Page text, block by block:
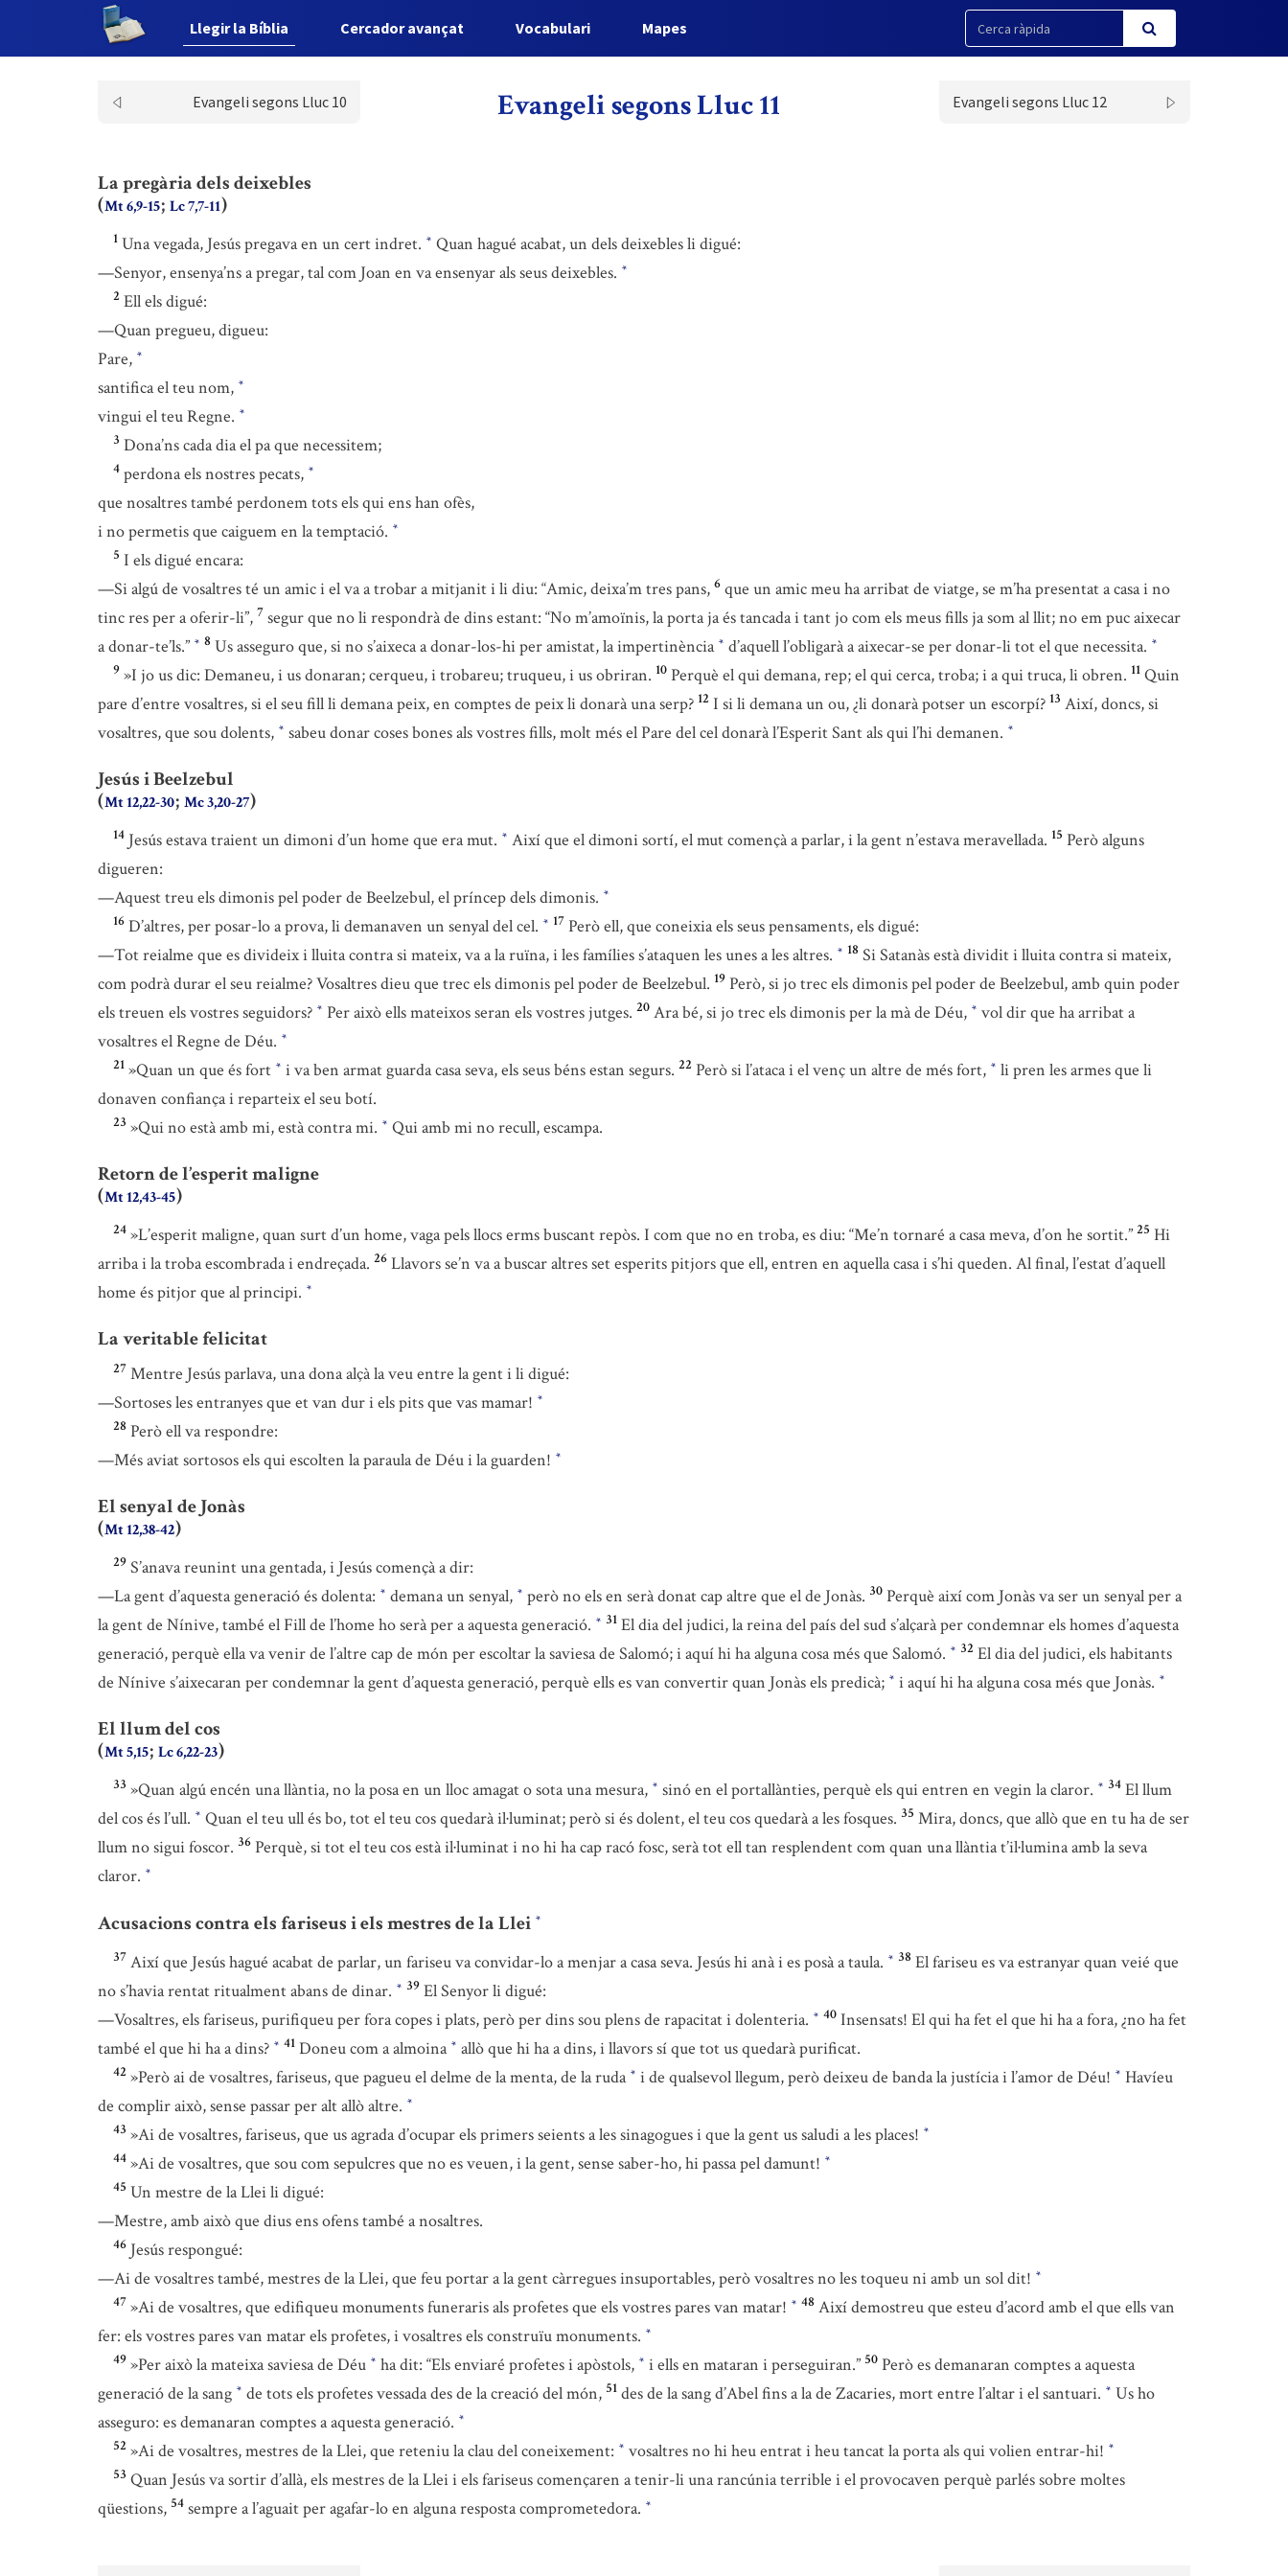
Llegir la Bíblia Cercador avançat Vocabulari Mapes
Evangeli segons Lluc 10 Evangeli segons Lluc 11 Evangeli segons Lluc 12
La pregària dels deixebles
(Mt 6,9-15; Lc 7,7-11)
1 Una vegada, Jesús pregava en un cert indret. * Quan hagué acabat, un dels deixebles li digué:
—Senyor, ensenya’ns a pregar, tal com Joan en va ensenyar als seus deixebles. *
2 Ell els digué:
—Quan pregueu, digueu:
Pare, *
santifica el teu nom, *
vingui el teu Regne. *
3 Dona’ns cada dia el pa que necessitem;
4 perdona els nostres pecats, *
que nosaltres també perdonem tots els qui ens han ofès,
i no permetis que caiguem en la temptació. *
5 I els digué encara:
—Si algú de vosaltres té un amic i el va a trobar a mitjanit i li diu: “Amic, deixa’m tres pans, 6 que un amic meu ha arribat de viatge, se m’ha presentat a casa i no
tinc res per a oferir-li”, 7 segur que no li respondrà de dins estant: “No m’amoïnis, la porta ja és tancada i tant jo com els meus fills ja som al llit; no em puc aixecar
a donar-te’ls.” * 8 Us asseguro que, si no s’aixeca a donar-los-hi per amistat, la impertinència * d’aquell l’obligarà a aixecar-se per donar-li tot el que necessita. *
9 »I jo us dic: Demaneu, i us donaran; cerqueu, i trobareu; truqueu, i us obriran. 10 Perquè el qui demana, rep; el qui cerca, troba; i a qui truca, li obren. 11 Quin
pare d’entre vosaltres, si el seu fill li demana peix, en comptes de peix li donarà una serp? 12 I si li demana un ou, ¿li donarà potser un escorpí? 13 Així, doncs, si
vosaltres, que sou dolents, * sabeu donar coses bones als vostres fills, molt més el Pare del cel donarà l’Esperit Sant als qui l’hi demanen. *
Jesús i Beelzebul
(Mt 12,22-30; Mc 3,20-27)
14 Jesús estava traient un dimoni d’un home que era mut. * Així que el dimoni sortí, el mut començà a parlar, i la gent n’estava meravellada. 15 Però alguns
digueren:
—Aquest treu els dimonis pel poder de Beelzebul, el príncep dels dimonis. *
16 D’altres, per posar-lo a prova, li demanaven un senyal del cel. * 17 Però ell, que coneixia els seus pensaments, els digué:
—Tot reialme que es divideix i lluita contra si mateix, va a la ruïna, i les famílies s’ataquen les unes a les altres. * 18 Si Satanàs està dividit i lluita contra si mateix,
com podrà durar el seu reialme? Vosaltres dieu que trec els dimonis pel poder de Beelzebul. 19 Però, si jo trec els dimonis pel poder de Beelzebul, amb quin poder
els treuen els vostres seguidors? * Per això ells mateixos seran els vostres jutges. 20 Ara bé, si jo trec els dimonis per la mà de Déu, * vol dir que ha arribat a
vosaltres el Regne de Déu. *
21 »Quan un que és fort * i va ben armat guarda casa seva, els seus béns estan segurs. 22 Però si l’ataca i el venç un altre de més fort, * li pren les armes que li
donaven confiança i reparteix el seu botí.
23 »Qui no està amb mi, està contra mi. * Qui amb mi no recull, escampa.
Retorn de l’esperit maligne
(Mt 12,43-45)
24 »L’esperit maligne, quan surt d’un home, vaga pels llocs erms buscant repòs. I com que no en troba, es diu: “Me’n tornaré a casa meva, d’on he sortit.” 25 Hi
arriba i la troba escombrada i endreçada. 26 Llavors se’n va a buscar altres set esperits pitjors que ell, entren en aquella casa i s’hi queden. Al final, l’estat d’aquell
home és pitjor que al principi. *
La veritable felicitat
27 Mentre Jesús parlava, una dona alçà la veu entre la gent i li digué:
—Sortoses les entranyes que et van dur i els pits que vas mamar! *
28 Però ell va respondre:
—Més aviat sortosos els qui escolten la paraula de Déu i la guarden! *
El senyal de Jonàs
(Mt 12,38-42)
29 S’anava reunint una gentada, i Jesús començà a dir:
—La gent d’aquesta generació és dolenta: * demana un senyal, * però no els en serà donat cap altre que el de Jonàs. 30 Perquè així com Jonàs va ser un senyal per a
la gent de Nínive, també el Fill de l’home ho serà per a aquesta generació. * 31 El dia del judici, la reina del país del sud s’alçarà per condemnar els homes d’aquesta
generació, perquè ella va venir de l’altre cap de món per escoltar la saviesa de Salomó; i aquí hi ha alguna cosa més que Salomó. * 32 El dia del judici, els habitants
de Nínive s’aixecaran per condemnar la gent d’aquesta generació, perquè ells es van convertir quan Jonàs els predicà; * i aquí hi ha alguna cosa més que Jonàs. *
El llum del cos
(Mt 5,15; Lc 6,22-23)
33 »Quan algú encén una llàntia, no la posa en un lloc amagat o sota una mesura, * sinó en el portallànties, perquè els qui entren en vegin la claror. * 34 El llum
del cos és l’ull. * Quan el teu ull és bo, tot el teu cos quedarà il·luminat; però si és dolent, el teu cos quedarà a les fosques. 35 Mira, doncs, que allò que en tu ha de ser
llum no sigui foscor. 36 Perquè, si tot el teu cos està il·luminat i no hi ha cap racó fosc, serà tot ell tan resplendent com quan una llàntia t’il·lumina amb la seva
claror. *
Acusacions contra els fariseus i els mestres de la Llei *
37 Així que Jesús hagué acabat de parlar, un fariseu va convidar-lo a menjar a casa seva. Jesús hi anà i es posà a taula. * 38 El fariseu es va estranyar quan veié que
no s’havia rentat ritualment abans de dinar. * 39 El Senyor li digué:
—Vosaltres, els fariseus, purifiqueu per fora copes i plats, però per dins sou plens de rapacitat i dolenteria. * 40 Insensats! El qui ha fet el que hi ha a fora, ¿no ha fet
també el que hi ha a dins? * 41 Doneu com a almoina * allò que hi ha a dins, i llavors sí que tot us quedarà purificat.
42 »Però ai de vosaltres, fariseus, que pagueu el delme de la menta, de la ruda * i de qualsevol llegum, però deixeu de banda la justícia i l’amor de Déu! * Havíeu
de complir això, sense passar per alt allò altre. *
43 »Ai de vosaltres, fariseus, que us agrada d’ocupar els primers seients a les sinagogues i que la gent us saludi a les places! *
44 »Ai de vosaltres, que sou com sepulcres que no es veuen, i la gent, sense saber-ho, hi passa pel damunt! *
45 Un mestre de la Llei li digué:
—Mestre, amb això que dius ens ofens també a nosaltres.
46 Jesús respongué:
—Ai de vosaltres també, mestres de la Llei, que feu portar a la gent càrregues insuportables, però vosaltres no les toqueu ni amb un sol dit! *
47 »Ai de vosaltres, que edifiqueu monuments funeraris als profetes que els vostres pares van matar! * 48 Així demostreu que esteu d’acord amb el que ells van
fer: els vostres pares van matar els profetes, i vosaltres els construïu monuments. *
49 »Per això la mateixa saviesa de Déu * ha dit: “Els enviaré profetes i apòstols, * i ells en mataran i perseguiran.” 50 Però es demanaran comptes a aquesta
generació de la sang * de tots els profetes vessada des de la creació del món, 51 des de la sang d’Abel fins a la de Zacaries, mort entre l’altar i el santuari. * Us ho
asseguro: es demanaran comptes a aquesta generació. *
52 »Ai de vosaltres, mestres de la Llei, que reteniu la clau del coneixement: * vosaltres no hi heu entrat i heu tancat la porta als qui volien entrar-hi! *
53 Quan Jesús va sortir d’allà, els mestres de la Llei i els fariseus començaren a tenir-li una rancúnia terrible i el provocaven perquè parlés sobre moltes
qüestions, 54 sempre a l’aguait per agafar-lo en alguna resposta comprometedora. *